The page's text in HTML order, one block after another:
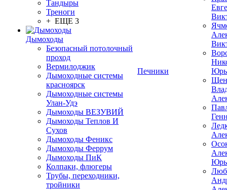
Тандыры
Треноги
+ ЕЩЕ 3
Дымоходы
Безопасный потолочный
проход
Вермилоджик
Дымоходные системы
красноярск
Дымоходные системы
Улан-Удэ
Дымоходы ВЕЗУВИЙ
Дымоходы Теплов И
Сухов
Дымоходы Феникс
Дымоходы Феррум
Дымоходы ПиК
Колпаки, флюгеры
Трубы, переходники,
тройники
Печники